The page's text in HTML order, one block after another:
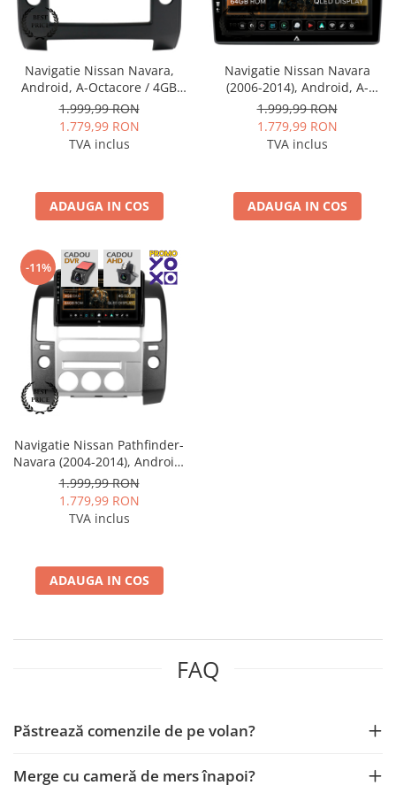
Rame adaptoare Dacia
Rame adaptoare Audi
Rame adaptoare BMW
Rame adaptoare Seat
Rame adaptoare Volvo
Rame adaptoare Honda
Rame Adaptoare Porsche
Rame adaptoare Peugeot
Rame adaptoare Citroen
Rame adaptoare Daihatsu
Rame adaptoare Mazda
Rame adaptoare Kia
Rame adaptoare Nissan
Rame adaptoare Mitsubishi
Rame adaptoare Jeep
Navigatie Nissan Navara,
Android, A-Octacore / 4GB
RAM + 64GB ROM, 9 Inch -
AD-BGA9004+AD-BGRKIT170
1.999,99 RON
1.779,99 RON
TVA inclus
ADAUGA IN COS
Navigatie Nissan Navara
(2006-2014), Android, A-
Octacore / 4GB RAM + 64GB
ROM, 9 Inch - AD-
BGA9004+AD-BGRKIT172
1.999,99 RON
1.779,99 RON
TVA inclus
ADAUGA IN COS
-11%
Navigatie Nissan Pathfinder-
Navara (2004-2014), Android,
A-Octacore / 4GB RAM + 64GB
ROM, 9 Inch - AD-
BGA9004+AD-BGRKIT170V2
1.999,99 RON
1.779,99 RON
TVA inclus
ADAUGA IN COS
FAQ
Păstrează comenzile de pe volan?
Merge cu cameră de mers înapoi?